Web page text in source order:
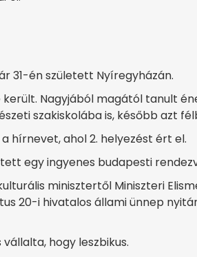
31-én született Nyíregyházán.
Nagyjából magától tanult
szakiskolába is, később azt
hírnevet, ahol 2. helyezést ért el.
egy ingyenes budapesti
minisztertől Miniszteri
20-i hivatalos állami ünnep
hogy leszbikus.